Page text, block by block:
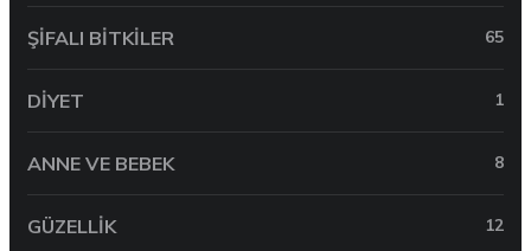
ŞIFALI BITKILER 65
DIYET 1
ANNE VE BEBEK 8
GÜZELLIK 12